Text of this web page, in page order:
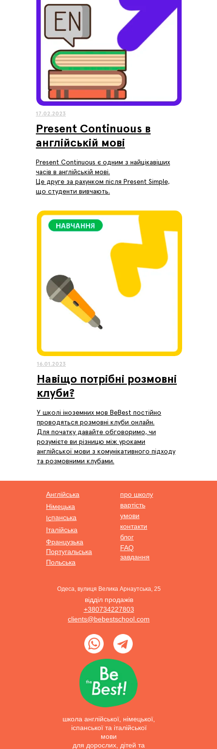
Present Continuous в
англійській мові
Present Continuous є одним з найцікавіших
часів в англійській мові.
Це друге за рахунком після Present Simple,
що студенти вивчають.
17.02.2023
Навіщо потрібні розмовні
клуби?
У школі іноземних мов BeBest постійно
проводяться розмовні клуби онлайн.
Для початку давайте обговоримо, чи
розумієте ви різницю між уроками
англійської мови з комунікативного підходу
та розмовними клубами.
16.01.2023
про школу
вартість
умови
завдання
FAQ
відділ продажів
+380734227803
clients@bebestschool.com
школа англійської, німецької,
іспанської та італійської
мови
для дорослих, дітей та
блог
контакти
Німецька
Англійська
Іспанська
Італійська
Французька
Португальська
Польська
Одеса, вулиця Велика Арнаутська, 25